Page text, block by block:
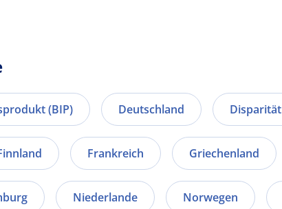
(BIP) Deutschland Disparität
Frankreich Griechenland
Niederlande Norwegen